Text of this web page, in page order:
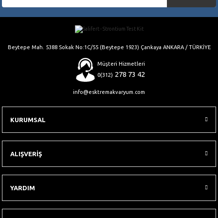
Gönder
Beytepe Mah. 5388 Sokak No:1C/55 (Beytepe 1923) Çankaya ANKARA / TÜRKİYE
Müşteri Hizmetleri
0(312) 278 73 42
info@esktremakvaryum.com
KURUMSAL
ALIŞVERİŞ
YARDIM